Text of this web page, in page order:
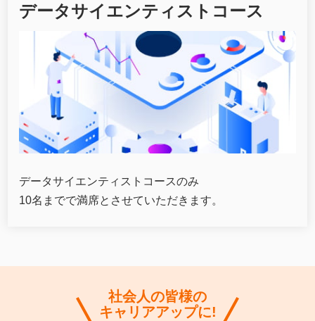
データサイエンティストコース
データサイエンティストコースのみ
10名までで満席とさせていただきます。
社会人の皆様の
キャリアアップに!